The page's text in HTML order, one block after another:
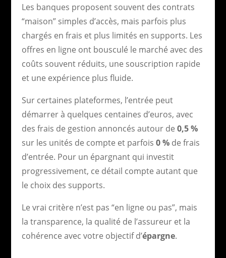
Les banques proposent souvent des contrats
“maison” simples d’accès, mais parfois plus
chargés en frais et plus limités en supports. Les
offres en ligne ont bousculé le marché avec des
coûts souvent réduits, une souscription rapide
et une expérience plus fluide.
Sur certaines plateformes, l’entrée peut
démarrer à quelques centaines d’euros, avec
des frais de gestion annoncés autour de 0,5 %
sur les unités de compte et parfois 0 %de frais
d’entrée. Pour un épargnant qui investit
progressivement, ce détail compte autant que
le choix des supports.
Le vrai critère n’est pas “en ligne ou pas”, mais
la transparence, la qualité de l’assureur et la
cohérence avec votre objectif d’épargne.